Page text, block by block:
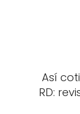
Así
RD: